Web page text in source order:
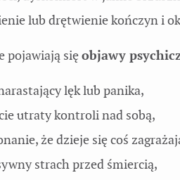
lub drętwienie kończyn i
pojawiają sięobjawy
lęk lub panika,
utraty kontroli nad sobą,
że dzieje się coś
strach przed śmiercią,